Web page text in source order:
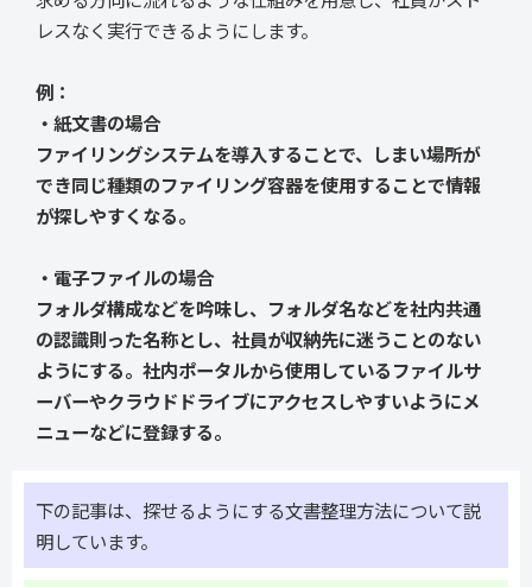
レスなく実行できるようにします。
例：
・紙文書の場合
ファイリングシステムを導入することで、しまい場所が
でき同じ種類のファイリング容器を使用することで情報
が探しやすくなる。
・電子ファイルの場合
フォルダ構成などを吟味し、フォルダ名などを社内共通
の認識則った名称とし、社員が収納先に迷うことのない
ようにする。社内ポータルから使用しているファイルサ
ーバーやクラウドドライブにアクセスしやすいようにメ
ニューなどに登録する。
下の記事は、探せるようにする文書整理方法について説
明しています。